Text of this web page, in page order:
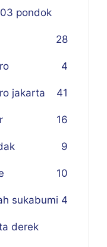
pondok
28
4
jakarta 41
16
9
10
sukabumi 4
derek